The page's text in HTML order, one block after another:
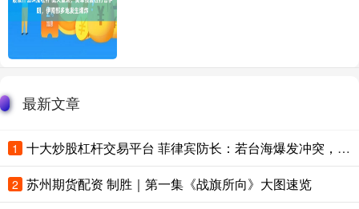
最新文章
1 十大炒股杠杆交易平台 菲律宾防长：若台海爆发冲突，菲律宾无法保持中立
2 苏州期货配资 制胜｜第一集《战旗所向》大图速览